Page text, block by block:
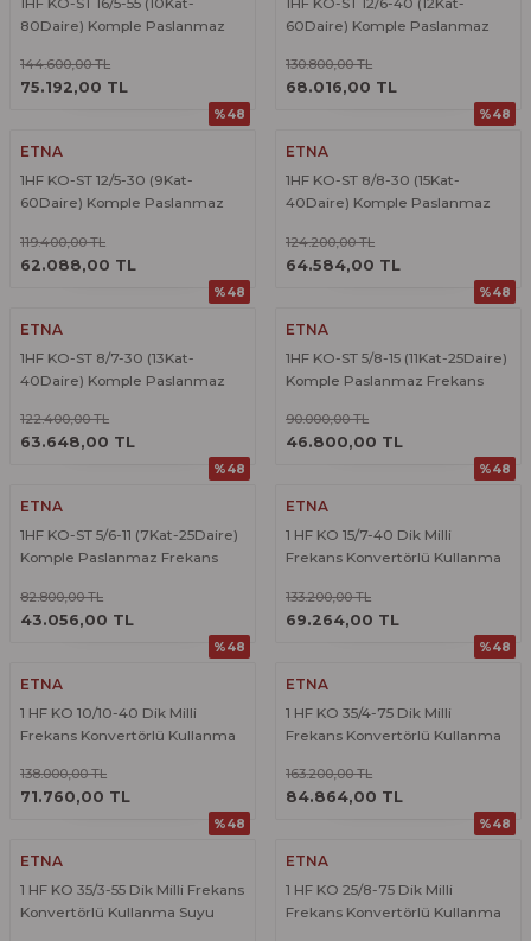
80Daire) Komple Paslanmaz
144.600,00 TL
75.192,00 TL
ÜRÜNÜ İNCELE
60Daire) Komple Paslanmaz
130.800,00 TL
68.016,00 TL
ÜRÜNÜ İNCELE
%48
ETNA
1HF KO-ST 12/5-30 (9Kat-
60Daire) Komple Paslanmaz
119.400,00 TL
62.088,00 TL
ÜRÜNÜ İNCELE
%48
ETNA
1HF KO-ST 8/8-30 (15Kat-
40Daire) Komple Paslanmaz
124.200,00 TL
64.584,00 TL
ÜRÜNÜ İNCELE
%48
ETNA
1HF KO-ST 8/7-30 (13Kat-
40Daire) Komple Paslanmaz
122.400,00 TL
63.648,00 TL
ÜRÜNÜ İNCELE
%48
ETNA
1HF KO-ST 5/8-15 (11Kat-25Daire)
Komple Paslanmaz Frekans
90.000,00 TL
46.800,00 TL
ÜRÜNÜ İNCELE
%48
ETNA
1HF KO-ST 5/6-11 (7Kat-25Daire)
Komple Paslanmaz Frekans
82.800,00 TL
43.056,00 TL
ÜRÜNÜ İNCELE
%48
ETNA
1 HF KO 15/7-40 Dik Milli
Frekans Konvertörlü Kullanma
133.200,00 TL
69.264,00 TL
ÜRÜNÜ İNCELE
%48
ETNA
1 HF KO 10/10-40 Dik Milli
Frekans Konvertörlü Kullanma
138.000,00 TL
71.760,00 TL
ÜRÜNÜ İNCELE
%48
ETNA
1 HF KO 35/4-75 Dik Milli
Frekans Konvertörlü Kullanma
163.200,00 TL
84.864,00 TL
ÜRÜNÜ İNCELE
%48
ETNA
1 HF KO 35/3-55 Dik Milli Frekans
Konvertörlü Kullanma Suyu
%48
ETNA
1 HF KO 25/8-75 Dik Milli
Frekans Konvertörlü Kullanma